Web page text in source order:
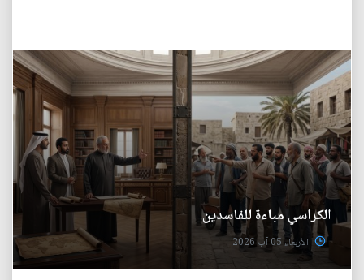
الكراسي مباءة للفاسدين
الأربعاء 05 آب 2026